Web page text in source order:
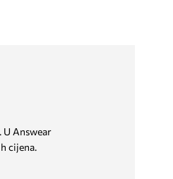
Answear
cijena.